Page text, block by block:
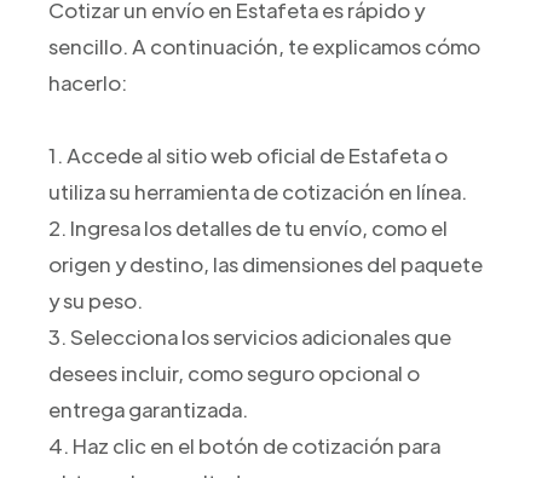
Cotizar un envío en Estafeta es rápido y
sencillo. A continuación, te explicamos cómo
hacerlo:
1. Accede al sitio web oficial de Estafeta o
utiliza su herramienta de cotización en línea.
2. Ingresa los detalles de tu envío, como el
origen y destino, las dimensiones del paquete
y su peso.
3. Selecciona los servicios adicionales que
desees incluir, como seguro opcional o
entrega garantizada.
4. Haz clic en el botón de cotización para